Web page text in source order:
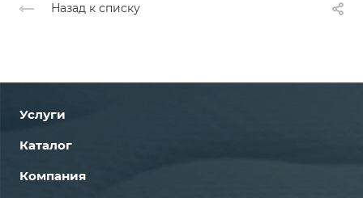
Назад к списку
Услуги
Каталог
Компания